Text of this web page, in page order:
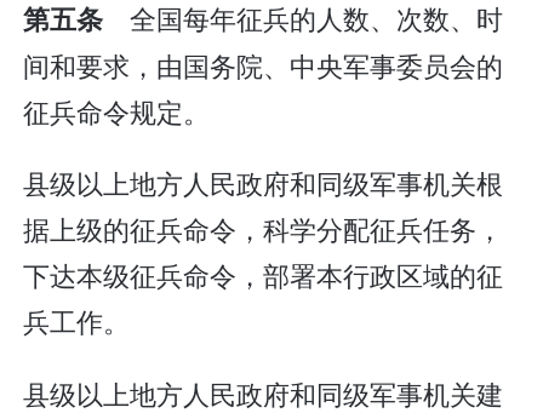
第五条 全国每年征兵的人数、次数、时
间和要求，由国务院、中央军事委员会的
征兵命令规定。
县级以上地方人民政府和同级军事机关根
据上级的征兵命令，科学分配征兵任务，
下达本级征兵命令，部署本行政区域的征
兵工作。
县级以上地方人民政府和同级军事机关建